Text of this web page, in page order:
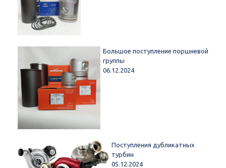
Большое поступление поршневой
группы
06.12.2024
Поступления дубликатных
турбин
05.12.2024